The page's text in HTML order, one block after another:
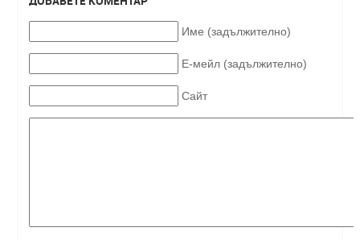
Име (задължително)
Е-мейл (задължително)
Сайт